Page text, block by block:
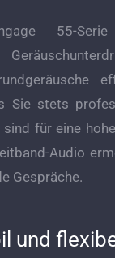
55-
Sie stets
für eine
Audio
Gespräche.
und